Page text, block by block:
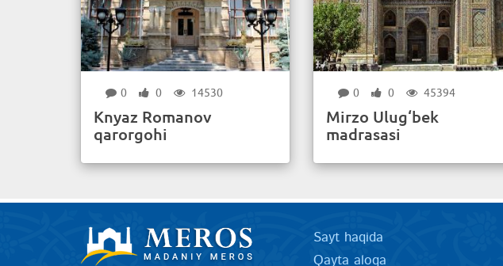
0 0 14530
Knyaz Romanov
qarorgohi
0 0 45394
Mirzo Ulug‘bek
madrasasi
Sayt haqida
Qayta aloqa